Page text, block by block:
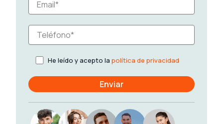
He leído y acepto la política de privacidad